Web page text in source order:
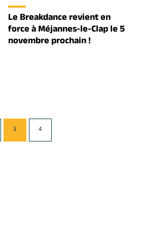
Le Breakdance revient en
force à Méjannes-le-Clap le 5
novembre prochain !
3 4